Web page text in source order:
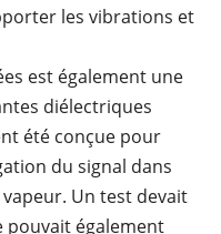
les vibrations et
est également une
diélectriques
été conçue pour
du signal dans
Un test devait
également